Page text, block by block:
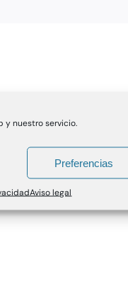
y nuestro servicio.
Preferencias
Aviso legal